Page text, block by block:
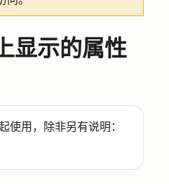
显示的属性
使用，除非另有说明：